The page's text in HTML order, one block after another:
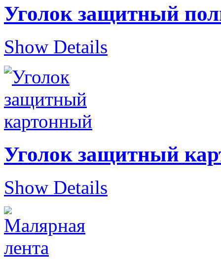
Уголок защитный
Show Details
Уголок защитный
Show Details